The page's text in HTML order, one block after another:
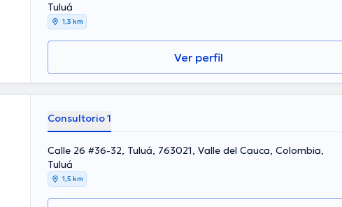
Tuluá
1,3 km
Ver perfil
Consultorio 1
Calle 26 #36-32, Tuluá, 763021, Valle del Cauca, Colombia,
Tuluá
1,5 km